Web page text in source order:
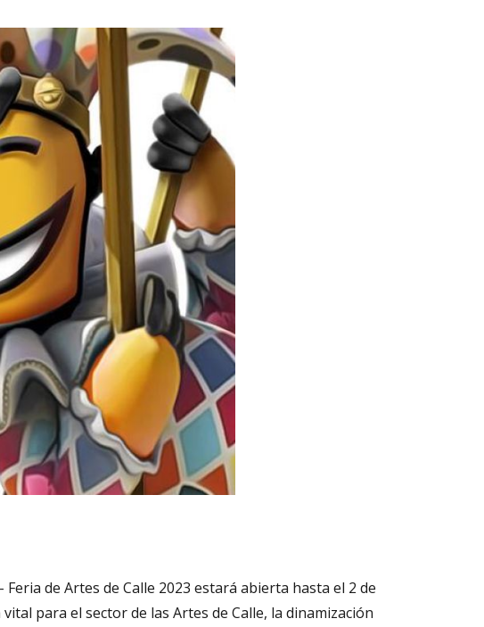
de Artes de Calle 2023 estará abierta hasta el 2 de
para el sector de las Artes de Calle, la dinamización